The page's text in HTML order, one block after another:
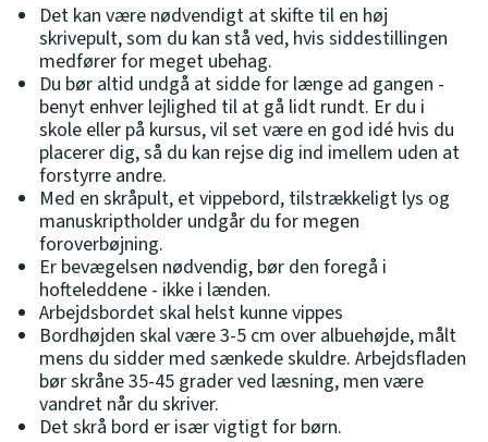
Det kan være nødvendigt at skifte til en høj
skrivepult, som du kan stå ved, hvis siddestillingen
medfører for meget ubehag.
Du bør altid undgå at sidde for længe ad gangen -
benyt enhver lejlighed til at gå lidt rundt. Er du i
skole eller på kursus, vil set være en god idé hvis du
placerer dig, så du kan rejse dig ind imellem uden at
forstyrre andre.
Med en skråpult, et vippebord, tilstrækkeligt lys og
manuskriptholder undgår du for megen
foroverbøjning.
Er bevægelsen nødvendig, bør den foregå i
hofteleddene - ikke i lænden.
Arbejdsbordet skal helst kunne vippes
Bordhøjden skal være 3-5 cm over albuehøjde, målt
mens du sidder med sænkede skuldre. Arbejdsfladen
bør skråne 35-45 grader ved læsning, men være
vandret når du skriver.
Det skrå bord er især vigtigt for børn.